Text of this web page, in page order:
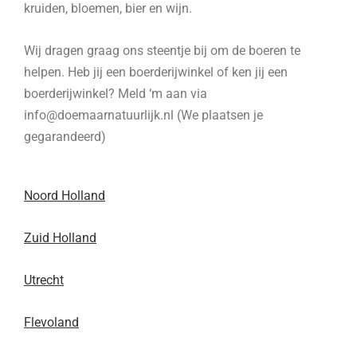
kruiden, bloemen, bier en wijn.
Wij dragen graag ons steentje bij om de boeren te
helpen. Heb jij een boerderijwinkel of ken jij een
boerderijwinkel? Meld ‘m aan via
info@doemaarnatuurlijk.nl (We plaatsen je
gegarandeerd)
Noord Holland
Zuid Holland
Utrecht
Flevoland